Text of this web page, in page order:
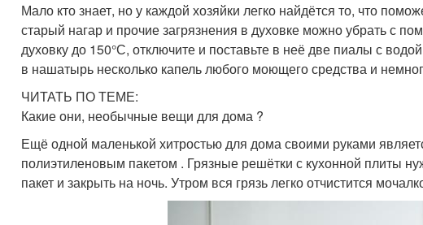
Мало кто знает, но у каждой хозяйки легко найдётся то, что
старый нагар и прочие загрязнения в духовке можно убрать с
духовку до 150°С, отключите и поставьте в неё две пиалы с
в нашатырь несколько капель любого моющего средства и
ЧИТАТЬ ПО ТЕМЕ:
Какие они, необычные вещи для дома ?
Ещё одной маленькой хитростью для дома своими руками
полиэтиленовым пакетом . Грязные решётки с кухонной плиты
пакет и закрыть на ночь. Утром вся грязь легко отчистится